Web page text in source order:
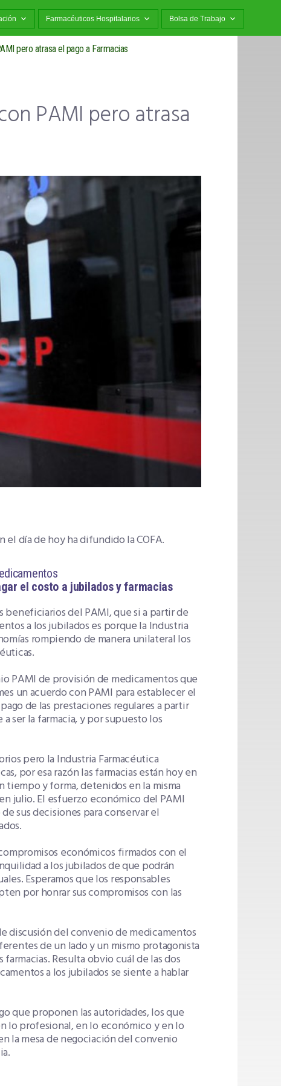
Farmacéuticos Hospitalarios Bolsa de Trabajo
pero atrasa el pago a Farmacias
PAMI pero atrasa
día de hoy ha difundido la COFA.
el costo a jubilados y farmacias
del PAMI, que si a partir de
a los jubilados es porque la Industria
rompiendo de manera unilateral los
PAMI de provisión de medicamentos que
un acuerdo con PAMI para establecer el
de las prestaciones regulares a partir
ser la farmacia, y por supuesto los
pero la Industria Farmacéutica
por esa razón las farmacias están hoy en
y forma, detenidos en la misma
julio. El esfuerzo económico del PAMI
sus decisiones para conservar el
económicos firmados con el
a los jubilados de que podrán
Esperamos que los responsables
por honrar sus compromisos con las
discusión del convenio de medicamentos
de un lado y un mismo protagonista
Resulta obvio cuál de las dos
a los jubilados se siente a hablar
que proponen las autoridades, los que
lo profesional, en lo económico y en lo
la mesa de negociación del convenio